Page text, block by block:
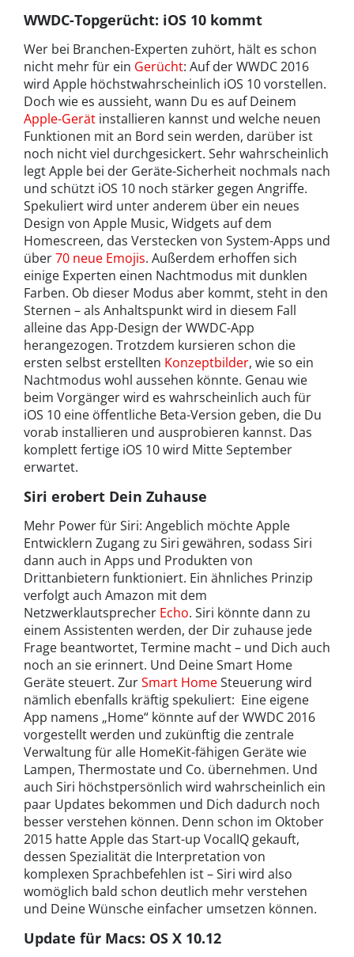
WWDC-Topgerücht: iOS 10 kommt
Wer bei Branchen-Experten zuhört, hält es schon
nicht mehr für ein Gerücht: Auf der WWDC 2016
wird Apple höchstwahrscheinlich iOS 10 vorstellen.
Doch wie es aussieht, wann Du es auf Deinem
Apple-Gerät installieren kannst und welche neuen
Funktionen mit an Bord sein werden, darüber ist
noch nicht viel durchgesickert. Sehr wahrscheinlich
legt Apple bei der Geräte-Sicherheit nochmals nach
und schützt iOS 10 noch stärker gegen Angriffe.
Spekuliert wird unter anderem über ein neues
Design von Apple Music, Widgets auf dem
Homescreen, das Verstecken von System-Apps und
über70 neue Emojis. Außerdem erhoffen sich
einige Experten einen Nachtmodus mit dunklen
Farben. Ob dieser Modus aber kommt, steht in den
Sternen – als Anhaltspunkt wird in diesem Fall
alleine das App-Design der WWDC-App
herangezogen. Trotzdem kursieren schon die
ersten selbst erstellten Konzeptbilder, wie so ein
Nachtmodus wohl aussehen könnte. Genau wie
beim Vorgänger wird es wahrscheinlich auch für
iOS 10 eine öffentliche Beta-Version geben, die Du
vorab installieren und ausprobieren kannst. Das
komplett fertige iOS 10 wird Mitte September
erwartet.
Siri erobert Dein Zuhause
Mehr Power für Siri: Angeblich möchte Apple
Entwicklern Zugang zu Siri gewähren, sodass Siri
dann auch in Apps und Produkten von
Drittanbietern funktioniert. Ein ähnliches Prinzip
verfolgt auch Amazon mit dem
Netzwerklautsprecher Echo. Siri könnte dann zu
einem Assistenten werden, der Dir zuhause jede
Frage beantwortet, Termine macht – und Dich auch
noch an sie erinnert. Und Deine Smart Home
Geräte steuert. ZurSmart HomeSteuerung wird
nämlich ebenfalls kräftig spekuliert: Eine eigene
App namens „Home“ könnte auf der WWDC 2016
vorgestellt werden und zukünftig die zentrale
Verwaltung für alle HomeKit-fähigen Geräte wie
Lampen, Thermostate und Co. übernehmen. Und
auch Siri höchstpersönlich wird wahrscheinlich ein
paar Updates bekommen und Dich dadurch noch
besser verstehen können. Denn schon im Oktober
2015 hatte Apple das Start-up VocalIQ gekauft,
dessen Spezialität die Interpretation von
komplexen Sprachbefehlen ist – Siri wird also
womöglich bald schon deutlich mehr verstehen
und Deine Wünsche einfacher umsetzen können.
Update für Macs: OS X 10.12